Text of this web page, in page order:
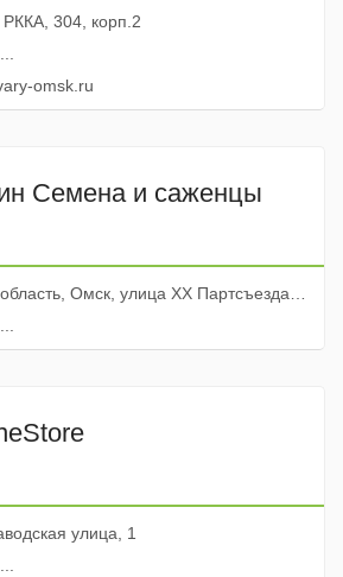
304, корп.2
omsk.ru
Семена и саженцы
Омск, улица XX Партсъезда, 35/3
улица, 1